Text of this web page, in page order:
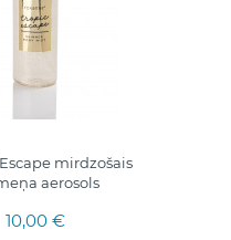
mirdzošais
aerosols
10,00 €